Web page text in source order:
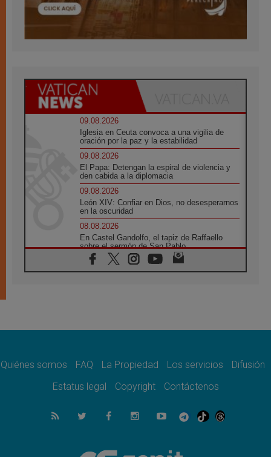
09.08.2026
Iglesia en Ceuta convoca a una vigilia de
oración por la paz y la estabilidad
09.08.2026
El Papa: Detengan la espiral de violencia y
den cabida a la diplomacia
09.08.2026
León XIV: Confiar en Dios, no desesperarnos
en la oscuridad
08.08.2026
En Castel Gandolfo, el tapiz de Raffaello
sobre el sermón de San Pablo
08.08.2026
En Colombia, «la paz no se compra con una
08.08.2026
08.08.2026
del Buen Consejo de Genazzano
Filipinas: el Vicariato Apostólico de Calapán
se convierte en diócesis
Honduras: Los desplazados invisibles de una
Quiénes somos FAQ La Propiedad Los servicios
Difusión
Estatus legal
Copyright Contáctenos